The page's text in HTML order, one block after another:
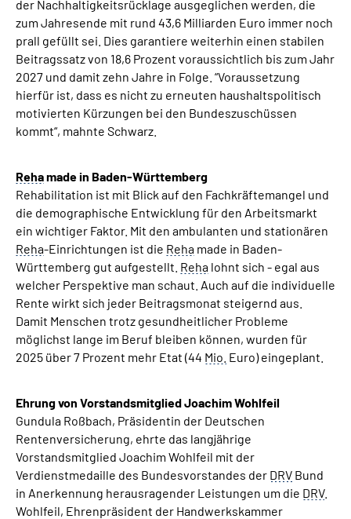
der Nachhaltigkeitsrücklage ausgeglichen werden, die
zum Jahresende mit rund 43,6 Milliarden Euro immer noch
prall gefüllt sei. Dies garantiere weiterhin einen stabilen
Beitragssatz von 18,6 Prozent voraussichtlich bis zum Jahr
2027 und damit zehn Jahre in Folge. “Voraussetzung
hierfür ist, dass es nicht zu erneuten haushaltspolitisch
motivierten Kürzungen bei den Bundeszuschüssen
kommt“, mahnte Schwarz.
Rehamade in Baden-Württemberg
Rehabilitation ist mit Blick auf den Fachkräftemangel und
die demographische Entwicklung für den Arbeitsmarkt
ein wichtiger Faktor. Mit den ambulanten und stationären
Reha-Einrichtungen ist die Reha made in Baden-
Württemberg gut aufgestellt. Reha lohnt sich - egal aus
welcher Perspektive man schaut. Auch auf die individuelle
Rente wirkt sich jeder Beitragsmonat steigernd aus.
Damit Menschen trotz gesundheitlicher Probleme
möglichst lange im Beruf bleiben können, wurden für
2025 über 7 Prozent mehr Etat (44 Mio. Euro) eingeplant.
Ehrung von Vorstandsmitglied Joachim Wohlfeil
Gundula Roßbach, Präsidentin der Deutschen
Rentenversicherung, ehrte das langjährige
Vorstandsmitglied Joachim Wohlfeil mit der
Verdienstmedaille des Bundesvorstandes der DRV Bund
in Anerkennung herausragender Leistungen um die DRV.
Wohlfeil, Ehrenpräsident der Handwerkskammer